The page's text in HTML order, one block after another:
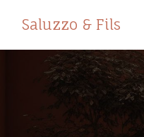
Saluzzo & Fils